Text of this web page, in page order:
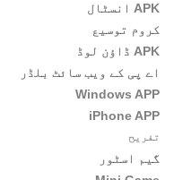
APK انسٹال
کروم توسیع
APK ڈاؤن لوڈ
اے پی کے ویب سائٹ بلڈر
Windows APP
iPhone APP
تفریح
گیم اسٹور